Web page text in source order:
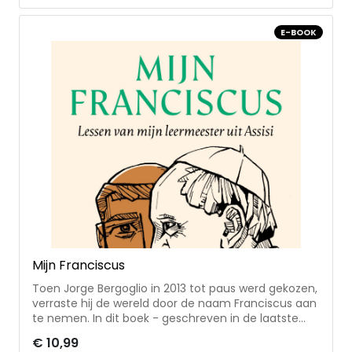
inspiratie voor de wereld van vandaag: zorg voor de
schepping, vrede, broederschap en een kerk van
eenvoud • in vijftien vragen spreekt paus Franciscus
uitdagingen binnen de kerk • met een brief van
E-BOOK
Mijn Franciscus
Toen Jorge Bergoglio in 2013 tot paus werd gekozen,
verraste hij de wereld door de naam Franciscus aan
te nemen. In dit boek - geschreven in de laatste
voor het eerst uitgebreid over zijn persoonlijke band
€ 10,99